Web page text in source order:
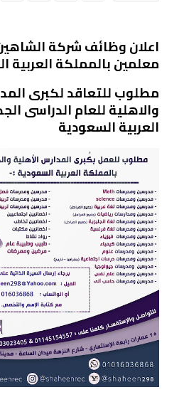
اعلان وظائف شركة
معلمين بالمملكة العربية
مطلوب للتعاقد لكبرى
والاهلية للعام الدراسى
العربية السعودية